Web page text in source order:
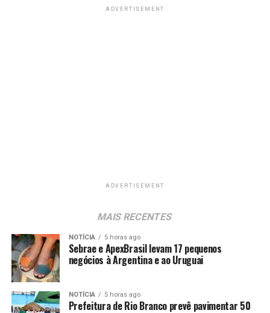
ADVERTISEMENT
ADVERTISEMENT
MAIS RECENTES
NOTÍCIA 5 horas ago
Sebrae e ApexBrasil levam 17 pequenos
negócios à Argentina e ao Uruguai
NOTÍCIA 5 horas ago
Prefeitura de Rio Branco prevê pavimentar 50